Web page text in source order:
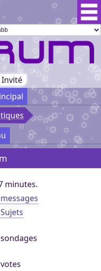
Invité
minutes.